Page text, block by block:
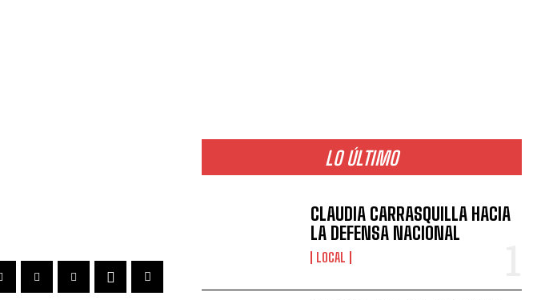
LO ÚLTIMO
CLAUDIA CARRASQUILLA HACIA
LA DEFENSA NACIONAL
LOCAL